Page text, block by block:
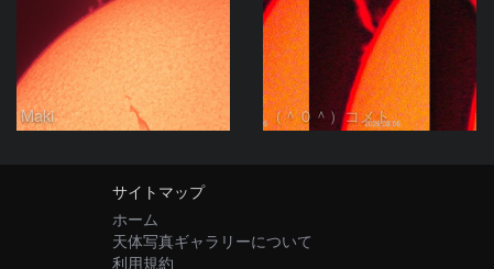
Maki （＾０＾）コメト
サイトマップ
ホーム
天体写真ギャラリーについて
利用規約